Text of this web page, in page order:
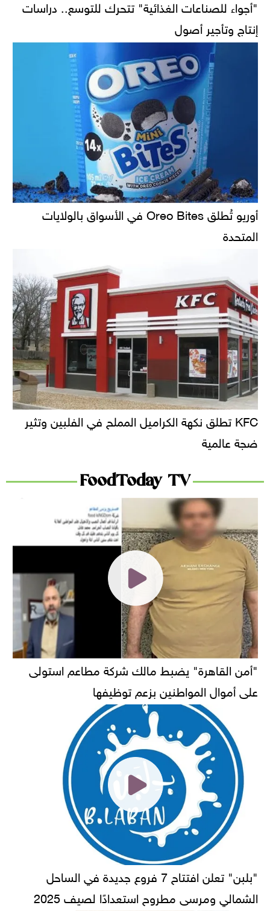
"أجواء للصناعات الغذائية" تتحرك للتوسع.. دراسات
إنتاج وتأجير أصول
أوريو تُطلق Oreo Bites في الأسواق بالولايات
المتحدة
KFC تطلق نكهة الكراميل المملح في الفلبين وتثير
ضجة عالمية
FoodToday TV
"أمن القاهرة" يضبط مالك شركة مطاعم استولى
على أموال المواطنين بزعم توظيفها
"بلبن" تعلن افتتاح 7 فروع جديدة في الساحل
الشمالي ومرسى مطروح استعدادًا لصيف 2025